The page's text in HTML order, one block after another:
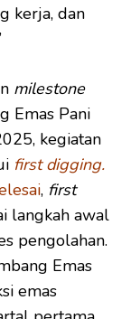
kerja, dan
milestone
Emas Pani
kegiatan
first digging.
, first
langkah awal
pengolahan.
Emas
emas